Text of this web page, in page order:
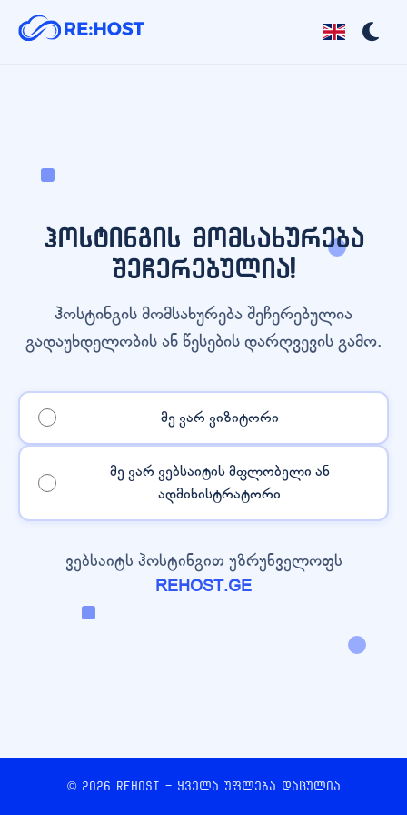
ჰოსტინგის მომსახურება
შეჩერებულია!
ჰოსტინგის მომსახურება შეჩერებულია
გადაუხდელობის ან წესების დარღვევის გამო.
მე ვარ ვიზიტორი
მე ვარ ვებსაიტის მფლობელი ან
ადმინისტრატორი
ვებსაიტს ჰოსტინგით უზრუნველოფს
REHOST.GE
© 2026 REHOST - ყველა უფლება დაცულია